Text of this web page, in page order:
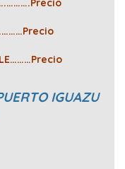
IGUAZU